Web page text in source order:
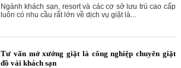
Ngành khách sạn, resort và các cơ sở lưu trú cao cấp
luôn có nhu cầu rất lớn về dịch vụ giặt là...
Tư vấn mở xưởng giặt là công nghiệp chuyên giặt
đồ vải khách sạn